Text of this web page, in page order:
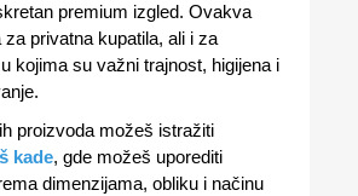
premium izgled. Ovakva
privatna kupatila, ali i za
kojima su važni trajnost, higijena i
proizvoda možeš istražiti
kade, gde možeš uporediti
dimenzijama, obliku i načinu